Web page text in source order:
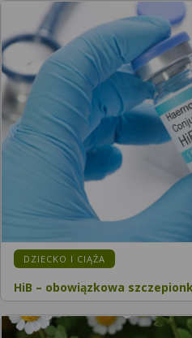
KATEGORIA:
DZIECKO I CIĄŻA
HiB – obowiązkowa